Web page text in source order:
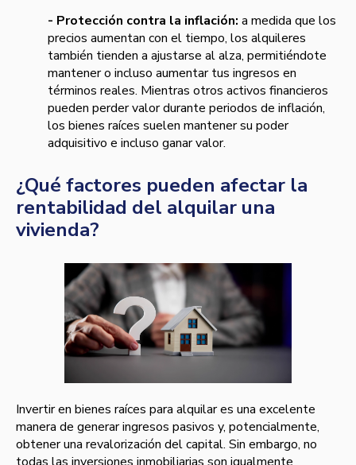
- Protección contra la inflación: a medida que los
precios aumentan con el tiempo, los alquileres
también tienden a ajustarse al alza, permitiéndote
mantener o incluso aumentar tus ingresos en
términos reales. Mientras otros activos financieros
pueden perder valor durante periodos de inflación,
los bienes raíces suelen mantener su poder
adquisitivo e incluso ganar valor.
¿Qué factores pueden afectar la
rentabilidad del alquilar una
vivienda?
Invertir en bienes raíces para alquilar es una excelente
manera de generar ingresos pasivos y, potencialmente,
obtener una revalorización del capital. Sin embargo, no
todas las inversiones inmobiliarias son igualmente